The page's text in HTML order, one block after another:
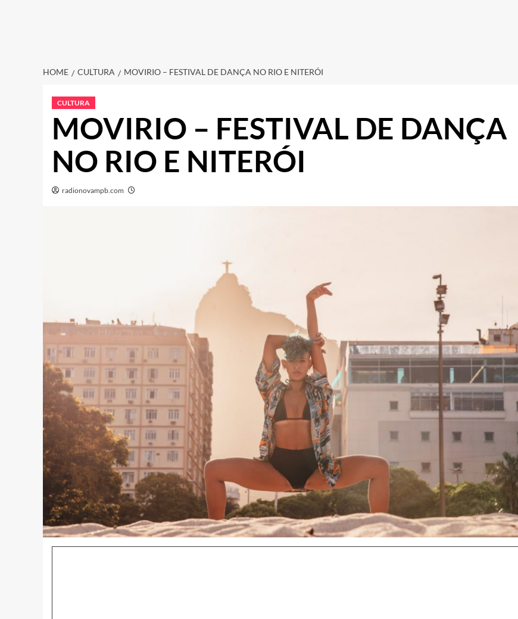
HOME CULTURA MOVIRIO – FESTIVAL DE DANÇA NO RIO E NITERÓI
CULTURA
MOVIRIO – FESTIVAL DE DANÇA
NO RIO E NITERÓI
radionovampb.com